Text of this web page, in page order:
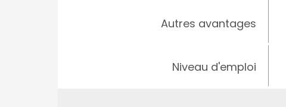
Autres avantages
Niveau d'emploi